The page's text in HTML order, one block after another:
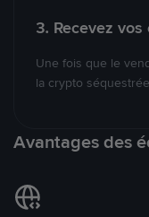
3. Recevez vos
Une fois que le
la crypto
Avantages des